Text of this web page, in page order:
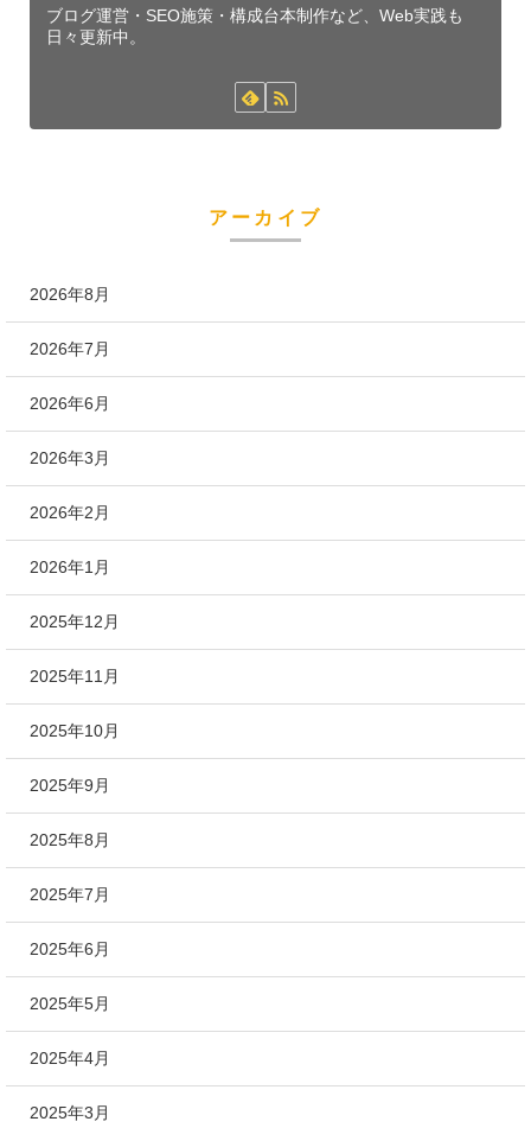
ブログ運営・SEO施策・構成台本制作など、Web実践も
日々更新中。
アーカイブ
2026年8月
2026年7月
2026年6月
2026年3月
2026年2月
2026年1月
2025年12月
2025年11月
2025年10月
2025年9月
2025年8月
2025年7月
2025年6月
2025年5月
2025年4月
2025年3月